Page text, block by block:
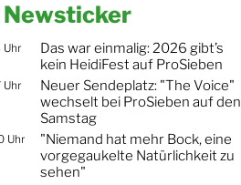
Newsticker
Uhr
Das war einmalig: 2026 gibt’s
kein HeidiFest auf ProSieben
Uhr
Neuer Sendeplatz: "The Voice"
wechselt bei ProSieben auf den
Samstag
Uhr
"Niemand hat mehr Bock, eine
vorgegaukelte Natürlichkeit zu
sehen"